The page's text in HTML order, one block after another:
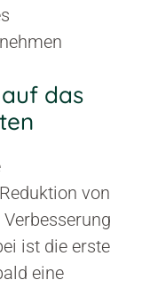
das
von
ist die erste
eine